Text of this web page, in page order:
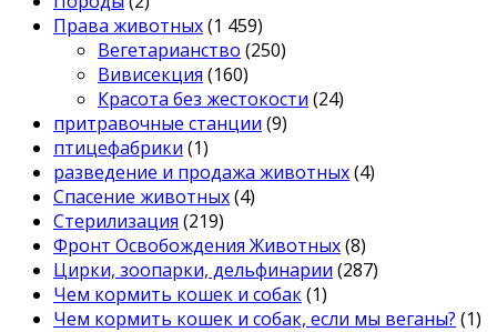
Права животных(1 459)
Вегетарианство (250)
Вивисекция (160)
Красота без жестокости (24)
притравочные станции (9)
птицефабрики (1)
разведение и продажа животных(4)
Спасение животных(4)
Стерилизация (219)
Фронт Освобождения Животных(8)
Цирки, зоопарки, дельфинарии (287)
Чем кормить кошек и собак(1)
Чем кормить кошек и собак, если мы веганы? (1)